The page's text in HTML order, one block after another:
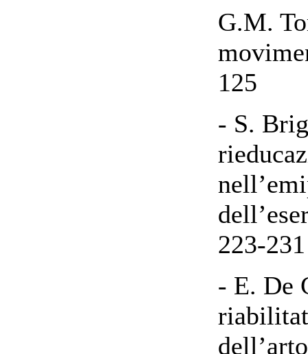
G.M.
125
- S.
223-231
- E. De